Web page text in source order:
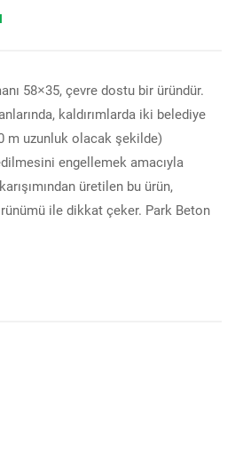
58×35, çevre dostu bir üründür.
kaldırımlarda iki belediye
m uzunluk olacak şekilde)
engellemek amacıyla
üretilen bu ürün,
ile dikkat çeker. Park Beton